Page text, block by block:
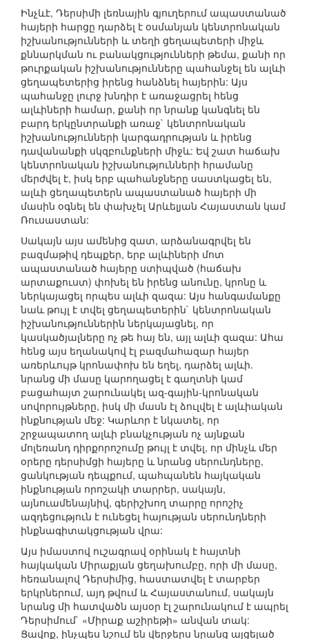
Ինչևէ, Դերսիմի լեռնային գյուղերում ապաստանած
հայերի հարցը դարձել է օսմանյան կենտրոնական
իշխանությունների և տեղի ցեղապետերի միջև
քննարկման ու բանակցությունների թեմա, քանի որ
թուրքական իշխանությունները պահանջել են ալևի
ցեղապետերից իրենց հանձնել հայերին: Այս
պահանջը լուրջ խնդիր է առաջացրել հենց
ալևիների համար, քանի որ նրանք կանգնել են
բարդ երկընտրանքի առաջ` կենտրոնական
իշխանությունների կարգադրության և իրենց
դավանանքի սկզբունքների միջև: Եվ շատ հաճախ
կենտրոնական իշխանությունների հրամանը
մերժվել է, իսկ երբ պահանջները սաստկացել են,
ալևի ցեղապետերն ապաստանած հայերի մի
մասին օգնել են փախչել Արևելյան Հայաստան կամ
Ռուսաստան:
Սակայն այս ամենից զատ, արձանագրվել են
բազմաթիվ դեպքեր, երբ ալևիների մոտ
ապաստանած հայերը ստիպված (հաճախ
արտաքուստ) փոխել են իրենց անունը, կրոնը և
ներկայացել որպես ալևի զազա: Այս հանգամանքը
նաև թույլ է տվել ցեղապետերին` կենտրոնական
իշխանություններին ներկայացնել, որ
կասկածյալները ոչ թե հայ են, այլ ալևի զազա: Ահա
հենց այս եղանակով էլ բազմահազար հայեր
առերևույթ կրոնափոխ են եղել, դարձել ալևի.
նրանց մի մասը կարողացել է գաղտնի կամ
բացահայտ շարունակել ազ-գային-կրոնական
սովորույթները, իսկ մի մասն էլ ձուլվել է ալևիական
ինքնության մեջ: Կարևոր է նկատել, որ
շրջապատող ալևի բնակչության ոչ այնքան
մոլեռանդ դիրքորոշումը թույլ է տվել, որ մինչև մեր
օրերը դերսիմցի հայերը և նրանց սերունդները,
ցանկության դեպքում, պահպանեն հայկական
ինքնության որոշակի տարրեր, սակայն,
այնուամենայնիվ, գերիշխող տարրը որոշիչ
ազդեցություն է ունեցել հայության սերունդների
ինքնագիտակցության վրա:
Այս իմաստով ուշագրավ օրինակ է հայտնի
հայկական Միրաքյան ցեղախումբը, որի մի մասը,
հեռանալով Դերսիմից, հաստատվել է տարբեր
երկրներում, այդ թվում և Հայաստանում, սակայն
նրանց մի հատվածն այսօր էլ շարունակում է ապրել
Դերսիմում` «Միրաք աշիրեթի» անվան տակ:
Ցավոք, ինչպես նշում են վերջերս նրանց այցելած